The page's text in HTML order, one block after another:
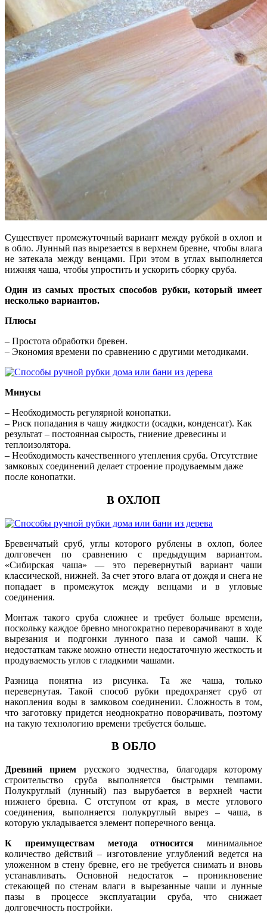
Существует промежуточный вариант между рубкой в охлоп и
в обло. Лунный паз вырезается в верхнем бревне, чтобы влага
не затекала между венцами. При этом в углах выполняется
нижняя чаша, чтобы упростить и ускорить сборку сруба.
Один из самых простых способов рубки, который имеет
несколько вариантов.
Плюсы
– Простота обработки бревен.
– Экономия времени по сравнению с другими методиками.
Минусы
– Необходимость регулярной конопатки.
– Риск попадания в чашу жидкости (осадки, конденсат). Как
результат – постоянная сырость, гниение древесины и
теплоизолятора.
– Необходимость качественного утепления сруба. Отсутствие
замковых соединений делает строение продуваемым даже
после конопатки.
В ОХЛОП
Бревенчатый сруб, углы которого рублены в охлоп, более
долговечен по сравнению с предыдущим вариантом.
«Сибирская чаша» — это перевернутый вариант чаши
классической, нижней. За счет этого влага от дождя и снега не
попадает в промежуток между венцами и в угловые
соединения.
Монтаж такого сруба сложнее и требует больше времени,
поскольку каждое бревно многократно переворачивают в ходе
вырезания и подгонки лунного паза и самой чаши. К
недостаткам также можно отнести недостаточную жесткость и
продуваемость углов с гладкими чашами.
Разница понятна из рисунка. Та же чаша, только
перевернутая. Такой способ рубки предохраняет сруб от
накопления воды в замковом соединении. Сложность в том,
что заготовку придется неоднократно поворачивать, поэтому
на такую технологию времени требуется больше.
В ОБЛО
Древний прием русского зодчества, благодаря которому
строительство сруба выполняется быстрыми темпами.
Полукруглый (лунный) паз вырубается в верхней части
нижнего бревна. С отступом от края, в месте углового
соединения, выполняется полукруглый вырез – чаша, в
которую укладывается элемент поперечного венца.
К преимуществам метода относится минимальное
количество действий – изготовление углублений ведется на
уложенном в стену бревне, его не требуется снимать и вновь
устанавливать. Основной недостаток – проникновение
стекающей по стенам влаги в вырезанные чаши и лунные
пазы в процессе эксплуатации сруба, что снижает
долговечность постройки.